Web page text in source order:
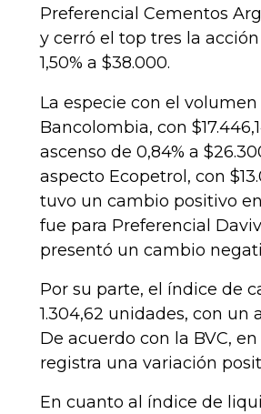
Preferencial Cementos
y cerró el top tres la
1,50% a $38.000.
La especie con el
Bancolombia, con
ascenso de 0,84% a
aspecto Ecopetrol, con
tuvo un cambio positivo
fue para Preferencial
presentó un cambio
Por su parte, el índice de
1.304,62 unidades, con un
De acuerdo con la BVC,
registra una variación
En cuanto al índice de